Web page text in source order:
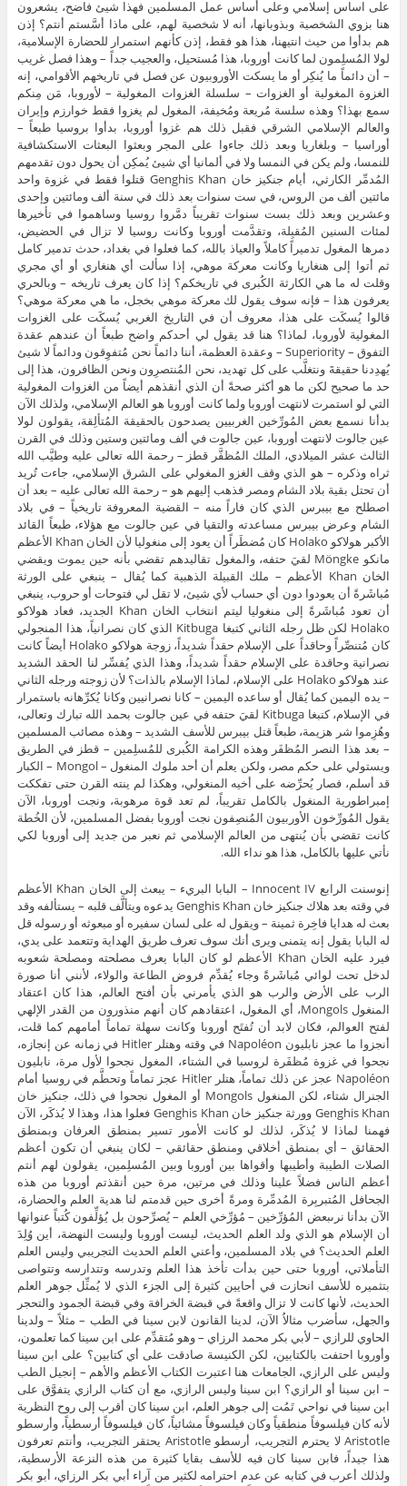
على اساس إسلامي وعلى أساس عمل المسلمين فهذا شيئ فاضح، يشعرون
هنا بزوي الشخصية وبذوبانها، أنه لا شخصية لهم، على ماذا أسَّستم أنتم؟ إذن
هم بدأوا من حيث انتيهنا، هذا هو فقط، إذن كأنهم استمرار للحضارة الإسلامية،
لولا المُسلِمون لما كانت أوروبا، هذا مُستحيل، والعجيب جداً – وهذا فصل غريب
– أن دائماً ما يُنكِر أو ما يسكت الأوروبيون عن فصل في تاريخهم الأقوامي، إنه
الغزوة المغولية أو الغزوات – سلسلة الغزوات المغولية – لأوروبا، مَن مِنكم
سمع بهذا؟ وهذه سلسة مُريعة ومُخيفة، المغول لم يغزوا فقط خوارزم وإيران
والعالم الإسلامي الشرقي فقبل ذلك هم غزوا أوروبا، بدأوا بروسيا طبعاً –
أوراسيا – وبلغاريا وبعد ذلك جاءوا على المجر وبعثوا البعثات الاستكشافية
للنمسا، ولم يكن في النمسا ولا في ألمانيا أي شيئ يُمكِن أن يحول دون تقدمهم
المُدمِّر الكارثي، أيام جنكيز خان Genghis Khan قتلوا فقط في غزوة واحد
مائتين ألف من الروس، في ست سنوات بعد ذلك في سنة ألف ومائتين وإحدى
وعشرين وبعد ذلك بست سنوات تقريباً دمَّروا روسيا وساهموا في تأخيرها
لمئات السنين المُقبِلة، وتقدَّمت أوروبا وكانت روسيا لا تزال في الحضيض،
دمرها المغول تدميراً كاملاً والعياذ بالله، كما فعلوا في بغداد، حدث تدمير كامل
ثم أتوا إلى هنغاريا وكانت معركة موهي، إذا سألت أي هنغاري أو أي مجري
وقلت له ما هي الكارثة الكُبرى في تاريخكم؟ إذا كان يعرف تاريخه – وبالحري
يعرفون هذا – فإنه سوف يقول لك معركة موهي بخجل، ما هي معركة موهي؟
قالوا يُسكَت على هذا، معروف أن في التاريخ الغربي يُسكَت على الغزوات
المغولية لأوروبا، لماذا؟ هنا قد يقول لي أحدكم واضح طبعاً أن عندهم عقدة
التفوق – Superiority – وعقدة العظمة، أننا دائماً نحن مُتفوِقون ودائماً لا شيئ
يُهدِدنا حقيقةَ ونتغلَّب على كل تهديد، نحن المُنتصرِون ونحن الظافرون، هذا إلى
حد ما صحيح لكن ما هو أكثر صحةً أن الذي أنقذهم أيضاً من الغزوات المغولية
التي لو استمرت لانتهت أوروبا ولما كانت أوروبا هو العالم الإسلامي، ولذلك الآن
بدأنا نسمع بعض المُورِّخين الغربيين يصدحون بالحقيقة المُتألِقة، يقولون لولا
عين جالوت لانتهت أوروبا، عين جالوت في ألف ومائتين وستين وذلك في القرن
الثالث عشر الميلادي، الملك المُظفَّر قطز – رحمة الله تعالى عليه وطيَّب الله
ثراه وذكره – هو الذي وقف الغزو المغولي على الشرق الإسلامي، جاءت تُريد
أن تحتل بقية بلاد الشام ومصر فذهب إليهم هو – رحمة الله تعالى عليه – بعد أن
اصطلح مع بيبرس الذي كان فاراً منه – القضية المعروفة تاريخياً – في بلاد
الشام وعرض بيبرس مساعدته والتقيا في عين جالوت مع هؤلاء، طبعاً القائد
الأكبر هولاكو Holako كان مُضطَراً أن يعود إلى منغوليا لأن الخان Khan الأعظم
مانكو Möngke لقيَ حتفه، والمغول تقاليدهم تقضي بأنه حين يموت ويقضي
الخان Khan الأعظم – ملك القبيلة الذهبية كما يُقال – ينبغي على الورثة
مُباشَرةً أن يعودوا دون أي حساب لأي شيئ، لا تقل لي فتوحات أو حروب، ينبغي
أن تعود مُباشَرةً إلى منغوليا ليتم انتخاب الخان Khan الجديد، فعاد هولاكو
Holako لكن ظل رجله الثاني كتبغا Kitbuga الذي كان نصرانياً، هذا المنجولي
كان مُتنصِّراً وحاقداً على الإسلام حقداً شديداً، زوجة هولاكو Holako أيضاً كانت
نصرانية وحاقدة على الإسلام حقداً شديداً، وهذا الذي يُفسِّر لنا الحقد الشديد
عند هولاكو Holako على الإسلام، لماذا الإسلام بالذات؟ لأن زوجته ورجله الثاني
– يده اليمين كما يُقال أو ساعده اليمين – كانا نصرانيين وكانا يُكرِّهانه باستمرار
في الإسلام، كتبغا Kitbuga لقيَ حتفه في عين جالوت بحمد الله تبارك وتعالى،
وهُزِموا شر هزيمة، طبعاً قتل بيبرس للأسف الشديد – وهذه مصائب المسلمين
– بعد هذا النصر المُظفَر وهذه الكرامة الكُبرى للمُسلِمين – قطز في الطريق
ويستولي على حكم مصر، ولكن يعلم أن أحد ملوك المنغول – Mongol – الكبار
قد أسلم، فصار يُحرِّضه على أخيه المنغولي، وهكذا لم ينته القرن حتى تفككت
إمبراطورية المنغول بالكامل تقريباً، لم تعد قوة مرهوبة، ونجت أوروبا، الآن
يقول المُورِّخون الأوربيون المُنصِفون نجت أوروبا بفضل المسلمين، لأن الخُطة
كانت تقضي بأن يُنتهى من العالم الإسلامي ثم نعبر من جديد إلى أوروبا لكي
نأتي عليها بالكامل، هذا هو نداء الله.
إنوسنت الرابع Innocent IV – البابا البريء – يبعث إلى الخان Khan الأعظم
في وقته بعد هلاك جنكيز خان Genghis Khan يدعوه ويتألَّف قلبه – يستألفه وقد
بعث له هدايا فاخِرة ثمينة – ويقول له على لسان سفيره أو مبعوثه أو رسوله قل
له البابا يقول إنه يتمنى ويرى أنك سوف تعرف طريق الهداية وتتعمد على يدي،
فيرد عليه الخان Khan الأعظم لو كان البابا يعرف مصلحته ومصلحة شعوبه
لدخل تحت لوائي مُباشَرةً وجاء يُقدِّم فروض الطاعة والولاء، لأنني أنا صورة
الرب على الأرض والرب هو الذي يأمرني بأن أفتح العالم، هذا كان اعتقاد
المنغول Mongols، أي المغول، اعتقادهم كان أنهم منذورون من القدر الإلهي
لفتح العوالم، فكان لابد أن تُفتَح أوروبا وكانت سهلة تماماً أمامهم كما قلت،
أنجزوا ما عجز نابليون Napoléon في وقته وهتلر Hitler في زمانه عن إنجازه،
نجحوا في غزوة مُظفَرة لروسبا في الشتاء، المغول نجحوا لأول مرة، نابليون
Napoléon عجز عن ذلك تماماً، هتلر Hitler عجز تماماً وتحطَّم في روسيا أمام
الجنرال شتاء، لكن المنغول Mongols أو المغول نجحوا في ذلك، جنكيز خان
Genghis Khan وورثة جنكيز خان Genghis Khan فعلوا هذا، وهذا لا يُذكَر، الآن
فهمنا لماذا لا يُذكَر، لذلك لو كانت الأمور تسير بمنطق العرفان وبمنطق
الحقائق – أي بمنطق أخلاقي ومنطق حقائقي – لكان ينبغي أن تكون أعظم
الصلات الطيبة وأطيبها وأقواها بين أوروبا وبين المُسلِمين، يقولون لهم أنتم
أعظم الناس فضلاً علينا وذلك في مرتين، مرة حين أنقذتم أوروبا من هذه
الجحافل المُتبربِرة المُدمِّرة ومرةً أخرى حين قدمتم لنا هدية العلم والحضارة،
الآن بدأنا نرىبعض المُؤرِّخين – مُؤرِّخي العلم – يُصرِّحون بل يُؤلِّفون كُتباً عنوانها
أن الإسلام هو الذي ولد العلم الحديث، ليست أوروبا وليست النهضة، أين وُلِدَ
العلم الحديث؟ في بلاد المسلمين، وأعني العلم الحديث التجريبي وليس العلم
التأملاتي، أوروبا حتى حين بدأت تأخذ هذا العلم وتدرسه وتتدارسه وتتواصى
بتثميره للأسف انحازت في أحايين كثيرة إلى الجزء الذي لا يُمثِّل جوهر العلم
الحديث، لأنها كانت لا تزال واقعةً في قبضة الخرافة وفي قبضة الجمود والتحجر
والجهل، سأضرب مثالاُ الآن، لدينا القانون لابن سينا في الطب – مثلاً – ولدينا
الحاوي للرازي – لأبي بكر محمد الرزاي – وهو مُتقدِّم على ابن سينا كما تعلمون،
وأوروبا احتفت بالكتابين، لكن الكنيسة صادقت على أي كتابين؟ على ابن سينا
وليس على الرازي، الجامعات هنا اعتبرت الكتاب الأعظم والأهم – إنجيل الطب
– ابن سينا أو الرازي؟ ابن سينا وليس الرازي، مع أن كتاب الرازي يتفوَّق على
ابن سينا في نواحي تَمُت إلى جوهر العلم، ابن سينا كان أقرب إلى روح النظرية
لأنه كان فيلسوفاً منطقياً وكان فيلسوفاً مشائياً، كان فيلسوفاً أرسطياً، وأرسطو
Aristotle لا يحترم التجريب، أرسطو Aristotle يحتقر التجريب، وأنتم تعرفون
هذا جيداً، فابن سينا كان فيه للأسف بقايا كثيرة من هذه النزعة الأرسطية،
ولذلك أعرب في كتابه عن عدم احترامه لكثير من آراء أبي بكر الرزاي، أبو بكر